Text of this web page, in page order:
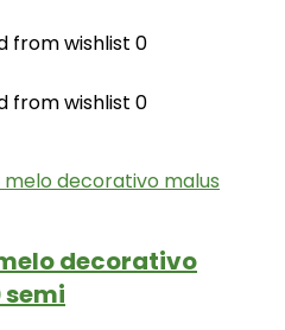
from wishlist 0
from wishlist 0
decorativo